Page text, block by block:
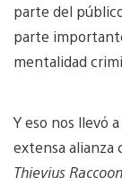
parte del
parte
mentalidad
Y eso nos llevó
extensa alianza
Thievius